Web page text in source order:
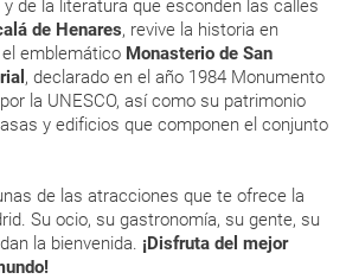
de la literatura que esconden las calles
de Henares, revive la historia en
emblemático Monasterio de San
, declarado en el año 1984 Monumento
la UNESCO, así como su patrimonio
y edificios que componen el conjunto
de las atracciones que te ofrece la
Su ocio, su gastronomía, su gente, su
la bienvenida. ¡Disfruta del mejor
época del año es buena para hacer una
las estaciones con temperaturas
son primavera y otoño.
disfrutar mucho y gratis. Sí, has leído
Recorrer Madrid Río, divertirse con las
todos los miércoles no festivos.
FEB MAR ABR
tener mi pasaporte para ir
tengo que estar en el
puedo reservar un viaje de
en la página web?